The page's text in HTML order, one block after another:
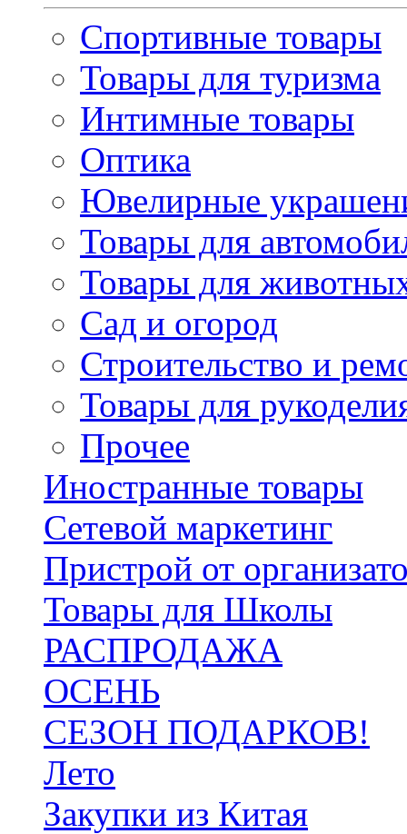
Спортивные товары
Товары для туризма
Интимные товары
Оптика
Ювелирные
Товары для
Товары для
Сад и огород
Строительство и
Товары для
Прочее
Иностранные товары
Сетевой маркетинг
Пристрой от
Товары для Школы
РАСПРОДАЖА
ОСЕНЬ
СЕЗОН ПОДАРКОВ!
Лето
Закупки из Китая